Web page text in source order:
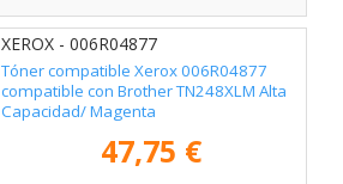
XEROX - 006R04877
Tóner compatible Xerox 006R04877
compatible con Brother TN248XLM Alta
Capacidad/ Magenta
47,75 €